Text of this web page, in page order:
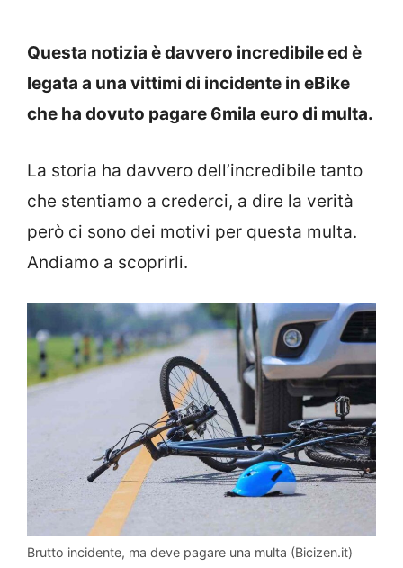
Questa notizia è davvero incredibile ed è
legata a una vittimi di incidente in eBike
che ha dovuto pagare 6mila euro di multa.
La storia ha davvero dell’incredibile tanto
che stentiamo a crederci, a dire la verità
però ci sono dei motivi per questa multa.
Andiamo a scoprirli.
Brutto incidente, ma deve pagare una multa (Bicizen.it)